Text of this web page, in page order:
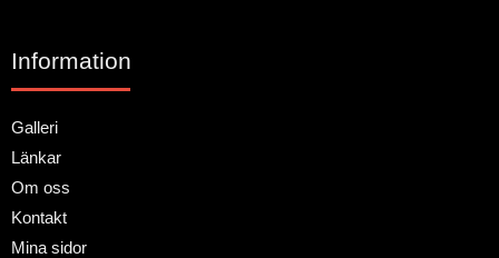
Information
Galleri
Länkar
Om oss
Kontakt
Mina sidor